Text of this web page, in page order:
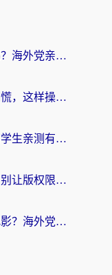
酷狗会员在国外可以听歌吗？海外党亲测有效：3步解决音乐权限难题
在国外无法听国内的歌？别慌，这样操作就能畅听QQ音乐（附亲测加速器推荐）
在国外如何看腾讯视频？留学生亲测有效的回国加速方案
在国外怎么听国内的音乐？别让版权限制断了你的华语歌单
怎么在国外看腾讯视频的电影？海外党亲测有效的回国加速指南